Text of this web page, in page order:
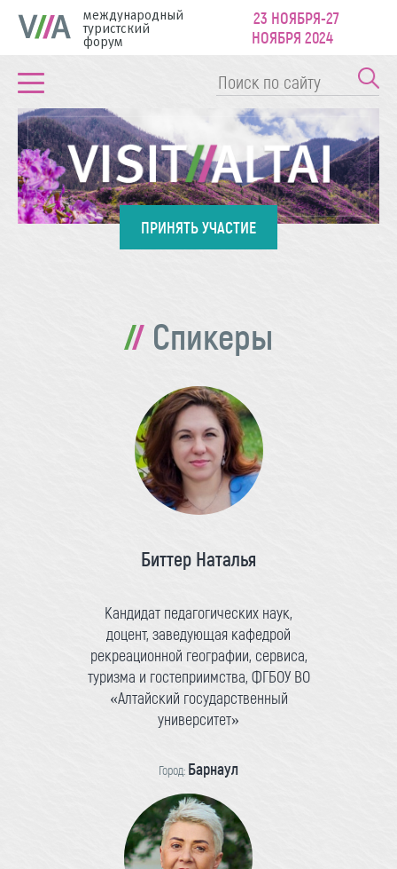
международный
туристский
форум
23 НОЯБРЯ-27
НОЯБРЯ 2024
ПРИНЯТЬ УЧАСТИЕ
Спикеры
Биттер Наталья
Кандидат педагогических наук,
доцент, заведующая кафедрой
рекреационной географии, сервиса,
туризма и гостеприимства, ФГБОУ ВО
«Алтайский государственный
университет»
Город: Барнаул